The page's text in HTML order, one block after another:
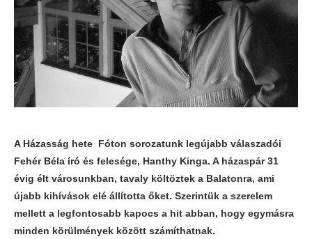
A Házasság hete Fóton sorozatunk legújabb válaszadói
Fehér Béla író és felesége, Hanthy Kinga. A házaspár 31
évig élt városunkban, tavaly költöztek a Balatonra, ami
újabb kihívások elé állította őket. Szerintük a szerelem
mellett a legfontosabb kapocs a hit abban, hogy egymásra
minden körülmények között számíthatnak.